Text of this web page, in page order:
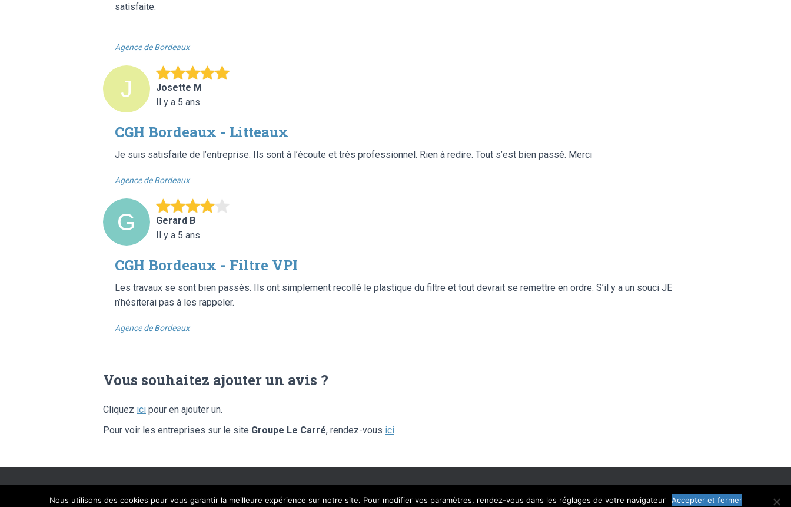
satisfaite.
Agence de Bordeaux
Josette M
Il y a 5 ans
CGH Bordeaux - Litteaux
Je suis satisfaite de l’entreprise. Ils sont à l’écoute et très professionnel. Rien à redire. Tout s’est bien passé. Merci
Agence de Bordeaux
Gerard B
Il y a 5 ans
CGH Bordeaux - Filtre VPI
Les travaux se sont bien passés. Ils ont simplement recollé le plastique du filtre et tout devrait se remettre en ordre. S’il y a un souci JE
n’hésiterai pas à les rappeler.
Agence de Bordeaux
Vous souhaitez ajouter un avis ?
Cliquez ici pour en ajouter un.
Pour voir les entreprises sur le site Groupe Le Carré, rendez-vous ici
SITE ÉDITÉ PAR FLIPPAD DIGITAL SOLUTIONS – © LIBRE AVIS 2020 – TOUS DROITS RÉSERVÉS MENTIONS LÉGALES CGU CHARTE
Nous utilisons des cookies pour vous garantir la meilleure expérience sur notre site. Pour modifier vos paramètres, rendez-vous dans les réglages de votre navigateur Accepter et fermer